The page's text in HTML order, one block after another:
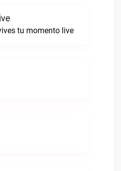
tu momento live